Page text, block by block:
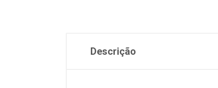
Descrição